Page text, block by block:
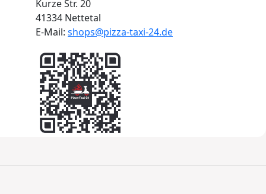
Kurze Str. 20
41334 Nettetal
E-Mail: shops@pizza-taxi-24.de